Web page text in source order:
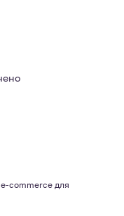
commerce для